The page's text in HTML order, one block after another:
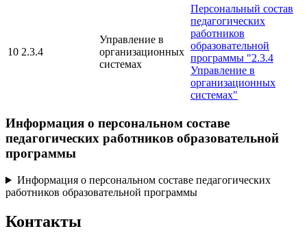
10 2.3.4
Управление в
организационных
системах
Персональный состав
педагогических
работников
образовательной
программы "2.3.4
Управление в
организационных
системах"
Информация о персональном составе
педагогических работников образовательной
программы
Информация о персональном составе педагогических
работников образовательной программы
Контакты